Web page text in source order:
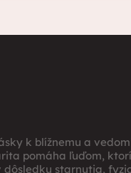
k blížnemu a
pomáha ľuďom,
dôsledku starnutia,